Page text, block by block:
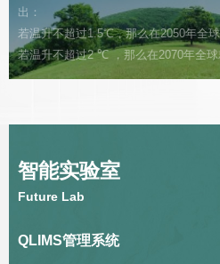
出：
若温升不超过1.5℃，那么在2050年全
若温升不超过2 ℃ ，那么在2070年全
智能实验室
Future Lab
QLIMS管理系统